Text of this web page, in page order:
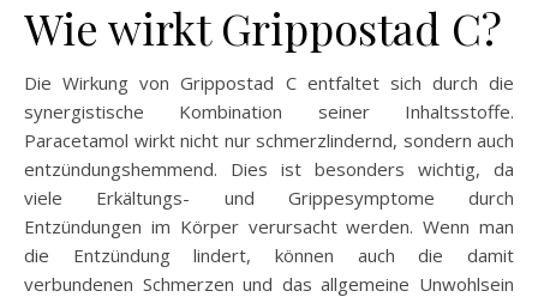
Wie wirkt Grippostad C?
Die Wirkung von Grippostad C entfaltet sich durch die
synergistische Kombination seiner Inhaltsstoffe.
Paracetamol wirkt nicht nur schmerzlindernd, sondern auch
entzündungshemmend. Dies ist besonders wichtig, da
viele Erkältungs- und Grippesymptome durch
Entzündungen im Körper verursacht werden. Wenn man
die Entzündung lindert, können auch die damit
verbundenen Schmerzen und das allgemeine Unwohlsein